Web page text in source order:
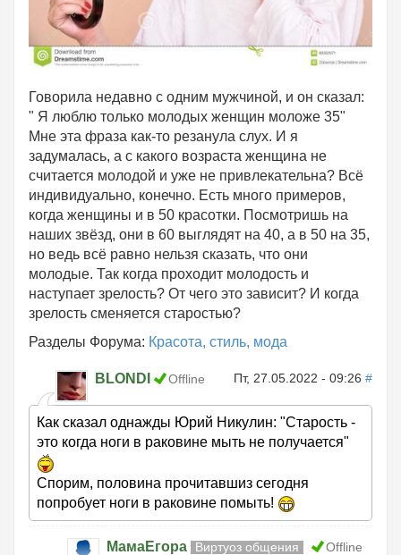
Говорила недавно с одним мужчиной, и он сказал:
" Я люблю только молодых женщин моложе 35"
Мне эта фраза как-то резанула слух. И я
задумалась, а с какого возраста женщина не
считается молодой и уже не привлекательна? Всё
индивидуально, конечно. Есть много примеров,
когда женщины и в 50 красотки. Посмотришь на
наших звёзд, они в 60 выглядят на 40, а в 50 на 35,
но ведь всё равно нельзя сказать, что они
молодые. Так когда проходит молодость и
наступает зрелость? От чего это зависит? И когда
зрелость сменяется старостью?
Разделы Форума: Красота, стиль, мода
BLONDI Offline Пт, 27.05.2022 - 09:26 #
Как сказал однажды Юрий Никулин: "Старость -
это когда ноги в раковине мыть не получается"
Спорим, половина прочитавшиз сегодня
попробует ноги в раковине помыть!
МамаЕгора Виртуоз общения
Offline